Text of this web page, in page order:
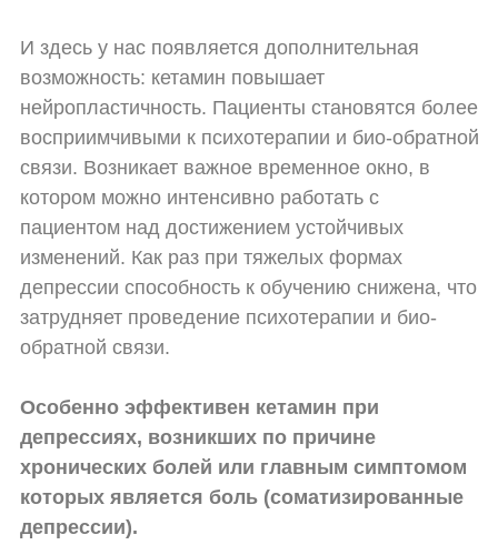
И здесь у нас появляется дополнительная
возможность: кетамин повышает
нейропластичность. Пациенты становятся более
восприимчивыми к психотерапии и био-обратной
связи. Возникает важное временное окно, в
котором можно интенсивно работать с
пациентом над достижением устойчивых
изменений. Как раз при тяжелых формах
депрессии способность к обучению снижена, что
затрудняет проведение психотерапии и био-
обратной связи.
Особенно эффективен кетамин при
депрессиях, возникших по причине
хронических болей или главным симптомом
которых является боль (соматизированные
депрессии).